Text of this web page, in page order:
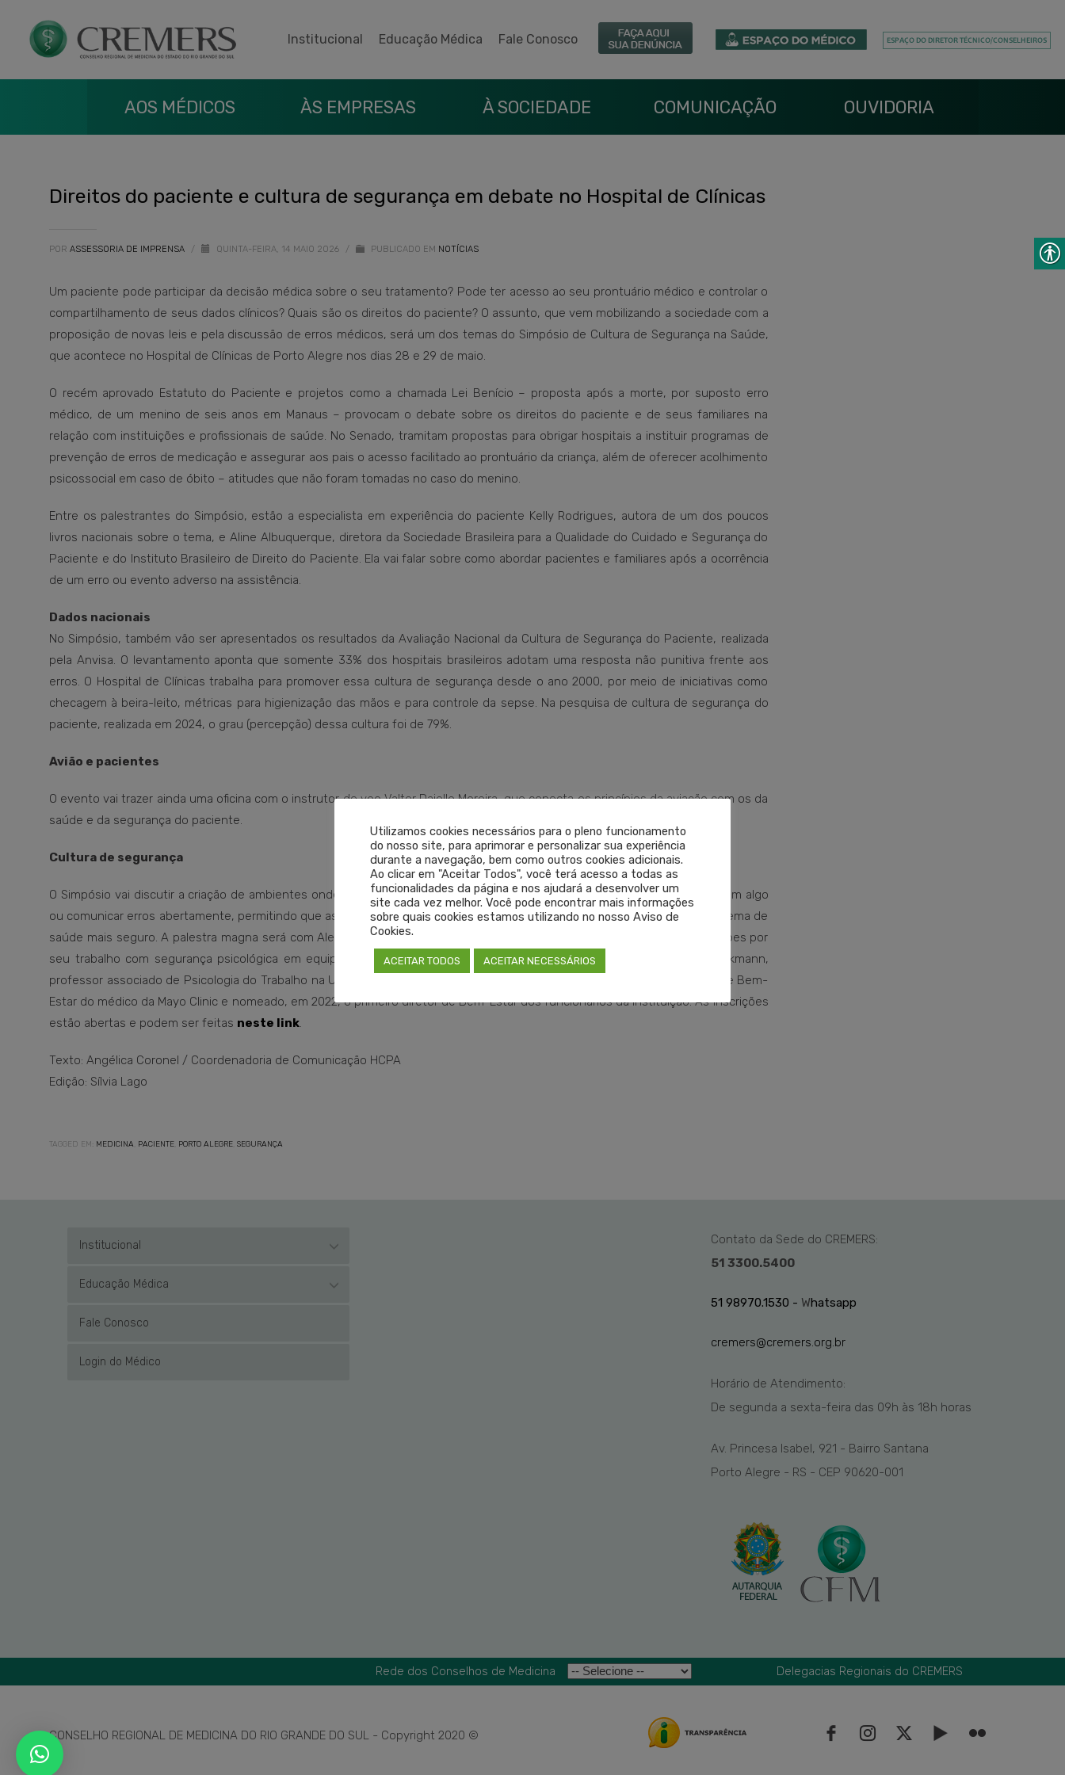
Institucional Educação Médica Fale Conosco
AOS MÉDICOS ÀS EMPRESAS À SOCIEDADE COMUNICAÇÃO OUVIDORIA
Direitos do paciente e cultura de segurança em debate no Hospital de Clínicas
POR ASSESSORIA DE IMPRENSA / QUINTA-FEIRA, 14 MAIO 2026 / PUBLICADO EM NOTÍCIAS
Um paciente pode participar da decisão médica sobre o seu tratamento? Pode ter acesso ao seu prontuário médico e controlar o
compartilhamento de seus dados clínicos? Quais são os direitos do paciente? O assunto, que vem mobilizando a sociedade com a
proposição de novas leis e pela discussão de erros médicos, será um dos temas do Simpósio de Cultura de Segurança na Saúde,
que acontece no Hospital de Clínicas de Porto Alegre nos dias 28 e 29 de maio.
O recém aprovado Estatuto do Paciente e projetos como a chamada Lei Benício – proposta após a morte, por suposto erro
médico, de um menino de seis anos em Manaus – provocam o debate sobre os direitos do paciente e de seus familiares na
relação com instituições e profissionais de saúde. No Senado, tramitam propostas para obrigar hospitais a instituir programas de
prevenção de erros de medicação e assegurar aos pais o acesso facilitado ao prontuário da criança, além de oferecer acolhimento
psicossocial em caso de óbito – atitudes que não foram tomadas no caso do menino.
Entre os palestrantes do Simpósio, estão a especialista em experiência do paciente Kelly Rodrigues, autora de um dos poucos
livros nacionais sobre o tema, e Aline Albuquerque, diretora da Sociedade Brasileira para a Qualidade do Cuidado e Segurança do
Paciente e do Instituto Brasileiro de Direito do Paciente. Ela vai falar sobre como abordar pacientes e familiares após a ocorrência
de um erro ou evento adverso na assistência.
Dados nacionais
No Simpósio, também vão ser apresentados os resultados da Avaliação Nacional da Cultura de Segurança do Paciente, realizada
pela Anvisa. O levantamento aponta que somente 33% dos hospitais brasileiros adotam uma resposta não punitiva frente aos
erros. O Hospital de Clínicas trabalha para promover essa cultura de segurança desde o ano 2000, por meio de iniciativas como
checagem à beira-leito, métricas para higienização das mãos e para controle da sepse. Na pesquisa de cultura de segurança do
paciente, realizada em 2024, o grau (percepção) dessa cultura foi de 79%.
Avião e pacientes
O evento vai trazer ainda uma oficina com o instrutor de voo Valter Daiello Moreira, que conecta os princípios da aviação com os da
saúde e da segurança do paciente.
Cultura de segurança
O Simpósio vai discutir a criação de ambientes onde as pessoas se sintam seguras para pedir ajuda, admitir que não sabem algo
ou comunicar erros abertamente, permitindo que as falhas no sistema contribuam para o aprendizado que vai tornar o sistema de
saúde mais seguro. A palestra magna será com Alexander Messager, da Universidade de Ottawa, destaque na revista Forbes por
seu trabalho com segurança psicológica em equipes de saúde. Entre os especialistas internacionais, estão Peter Dieckmann,
professor associado de Psicologia do Trabalho na Universidade Técnica da Dinamarca; e Colin West, diretor do Programa de Bem-
Estar do médico da Mayo Clinic e nomeado, em 2022, o primeiro diretor de Bem-Estar dos funcionários da instituição. As inscrições
estão abertas e podem ser feitas neste link.
Texto: Angélica Coronel / Coordenadoria de Comunicação HCPA
Edição: Sílvia Lago
TAGGED EM: MEDICINA PACIENTE PORTO ALEGRE SEGURANÇA
Institucional
Educação Médica
Fale Conosco
Login do Médico
Contato da Sede do CREMERS:
51 3300.5400
51 98970.1530 - Whatsapp
cremers@cremers.org.br
Horário de Atendimento:
De segunda a sexta-feira das 09h às 18h horas
Av. Princesa Isabel, 921 - Bairro Santana
Porto Alegre - RS - CEP 90620-001
Rede dos Conselhos de Medicina Delegacias Regionais do CREMERS
CONSELHO REGIONAL DE MEDICINA DO RIO GRANDE DO SUL - Copyright 2020 ©
Utilizamos cookies necessários para o pleno funcionamento
do nosso site, para aprimorar e personalizar sua experiência
durante a navegação, bem como outros cookies adicionais.
Ao clicar em "Aceitar Todos", você terá acesso a todas as
funcionalidades da página e nos ajudará a desenvolver um
site cada vez melhor. Você pode encontrar mais informações
sobre quais cookies estamos utilizando no nosso Aviso de
Cookies.
ACEITAR TODOS ACEITAR NECESSÁRIOS